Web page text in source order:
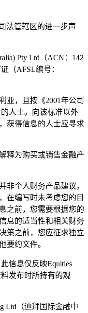
法管辖区的进一步声
Pty Ltd（ACN：142
（AFSL编号：
亚，且按《2001年公司
人士。向该标准以外
获得信息的人士应寻求
释为购买或销售金融产
非个人财务产品建议。
在编写时未考虑您的目
之前，您需要根据您的
息的适当性和相关财务
策之前，您应征求独立
要约文件。
信息仅反映Equities
料发布时所持有的观
Ltd（迪拜国际金融中